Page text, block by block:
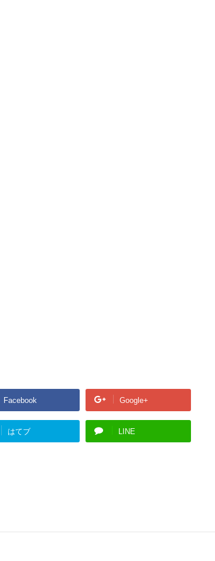
Facebook Google+
はてブ LINE